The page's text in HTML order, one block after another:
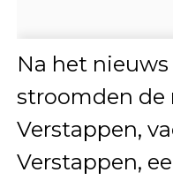
Na het
stroomden de
Verstappen,
Verstappen,